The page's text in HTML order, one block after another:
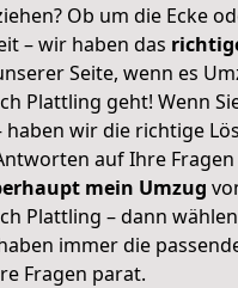
Ob um die Ecke
– wir haben das
Seite, wenn es
Plattling geht! Wenn
haben wir die richtige
auf Ihre
mein Umzug
Plattling – dann
immer die
Fragen parat.